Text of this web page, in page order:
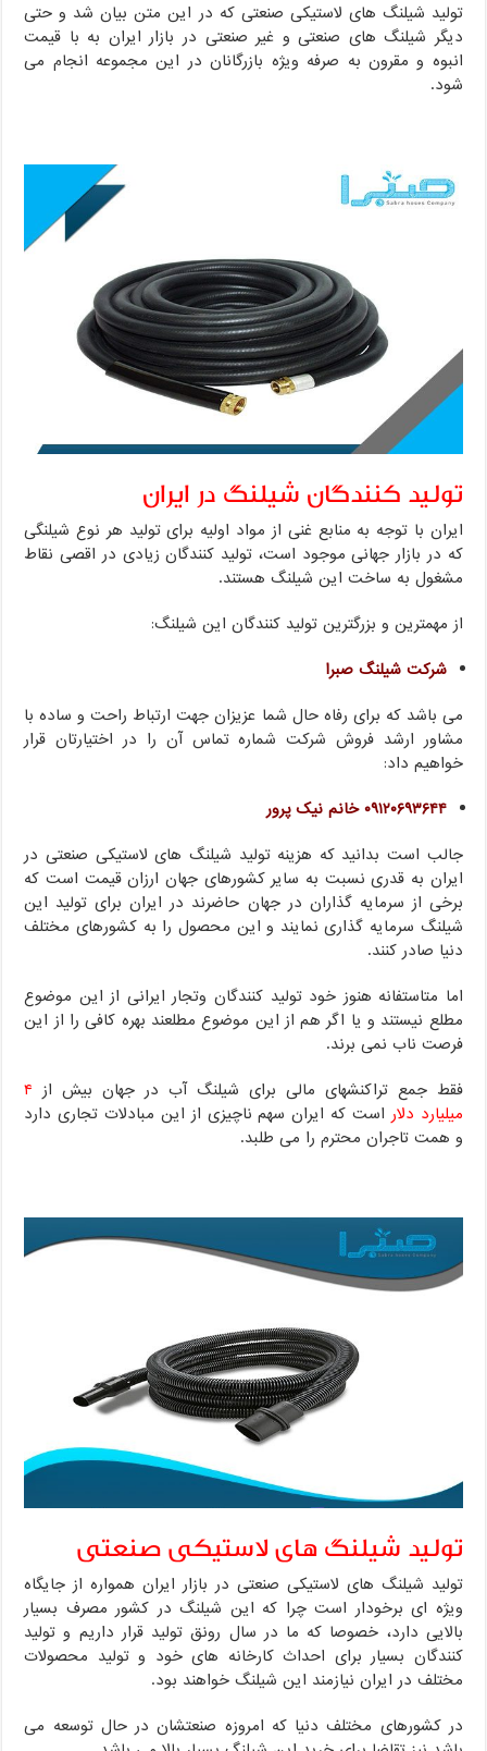
تولید شیلنگ های لاستیکی صنعتی که در این متن بیان شد و حتی
دیگر شیلنگ های صنعتی و غیر صنعتی در بازار ایران به با قیمت
انبوه و مقرون به صرفه ویژه بازرگانان در این مجموعه انجام می
شود.
تولید کنندگان شیلنگ در ایران
ایران با توجه به منابع غنی از مواد اولیه برای تولید هر نوع شیلنگی
که در بازار جهانی موجود است، تولید کنندگان زیادی در اقصی نقاط
مشغول به ساخت این شیلنگ هستند.
از مهمترین و بزرگترین تولید کنندگان این شیلنگ:
شرکت شیلنگ صبرا
می باشد که برای رفاه حال شما عزیزان جهت ارتباط راحت و ساده با
مشاور ارشد فروش شرکت شماره تماس آن را در اختیارتان قرار
خواهیم داد:
۰۹۱۲۰۶۹۳۶۴۴ خانم نیک پرور
جالب است بدانید که هزینه تولید شیلنگ های لاستیکی صنعتی در
ایران به قدری نسبت به سایر کشورهای جهان ارزان قیمت است که
برخی از سرمایه گذاران در جهان حاضرند در ایران برای تولید این
شیلنگ سرمایه گذاری نمایند و این محصول را به کشورهای مختلف
دنیا صادر کنند.
اما متاستفانه هنوز خود تولید کنندگان وتجار ایرانی از این موضوع
مطلع نیستند و یا اگر هم از این موضوع مطلعند بهره کافی را از این
فرصت ناب نمی برند.
فقط جمع تراکنشهای مالی برای شیلنگ آب در جهان بیش از ۴
میلیارد دلار است که ایران سهم ناچیزی از این مبادلات تجاری دارد
و همت تاجران محترم را می طلبد.
تولید شیلنگ های لاستیکی صنعتی
تولید شیلنگ های لاستیکی صنعتی در بازار ایران همواره از جایگاه
ویژه ای برخودار است چرا که این شیلنگ در کشور مصرف بسیار
بالایی دارد، خصوصا که ما در سال رونق تولید قرار داریم و تولید
کنندگان بسیار برای احداث کارخانه های خود و تولید محصولات
مختلف در ایران نیازمند این شیلنگ خواهند بود.
در کشورهای مختلف دنیا که امروزه صنعتشان در حال توسعه می